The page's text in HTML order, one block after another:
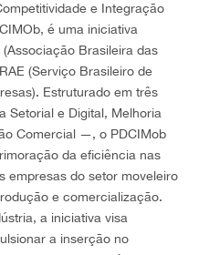
e Integração
é uma iniciativa
Brasileira das
(Serviço Brasileiro de
Estruturado em três
Setorial e Digital, Melhoria
Comercial —, o PDCIMob
da eficiência nas
empresas do setor moveleiro
e comercialização.
a iniciativa visa
a inserção no